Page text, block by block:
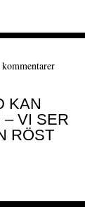
KAN
– VI SER
RÖST